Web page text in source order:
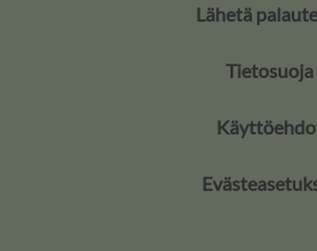
Lähetä
Tietosuoja